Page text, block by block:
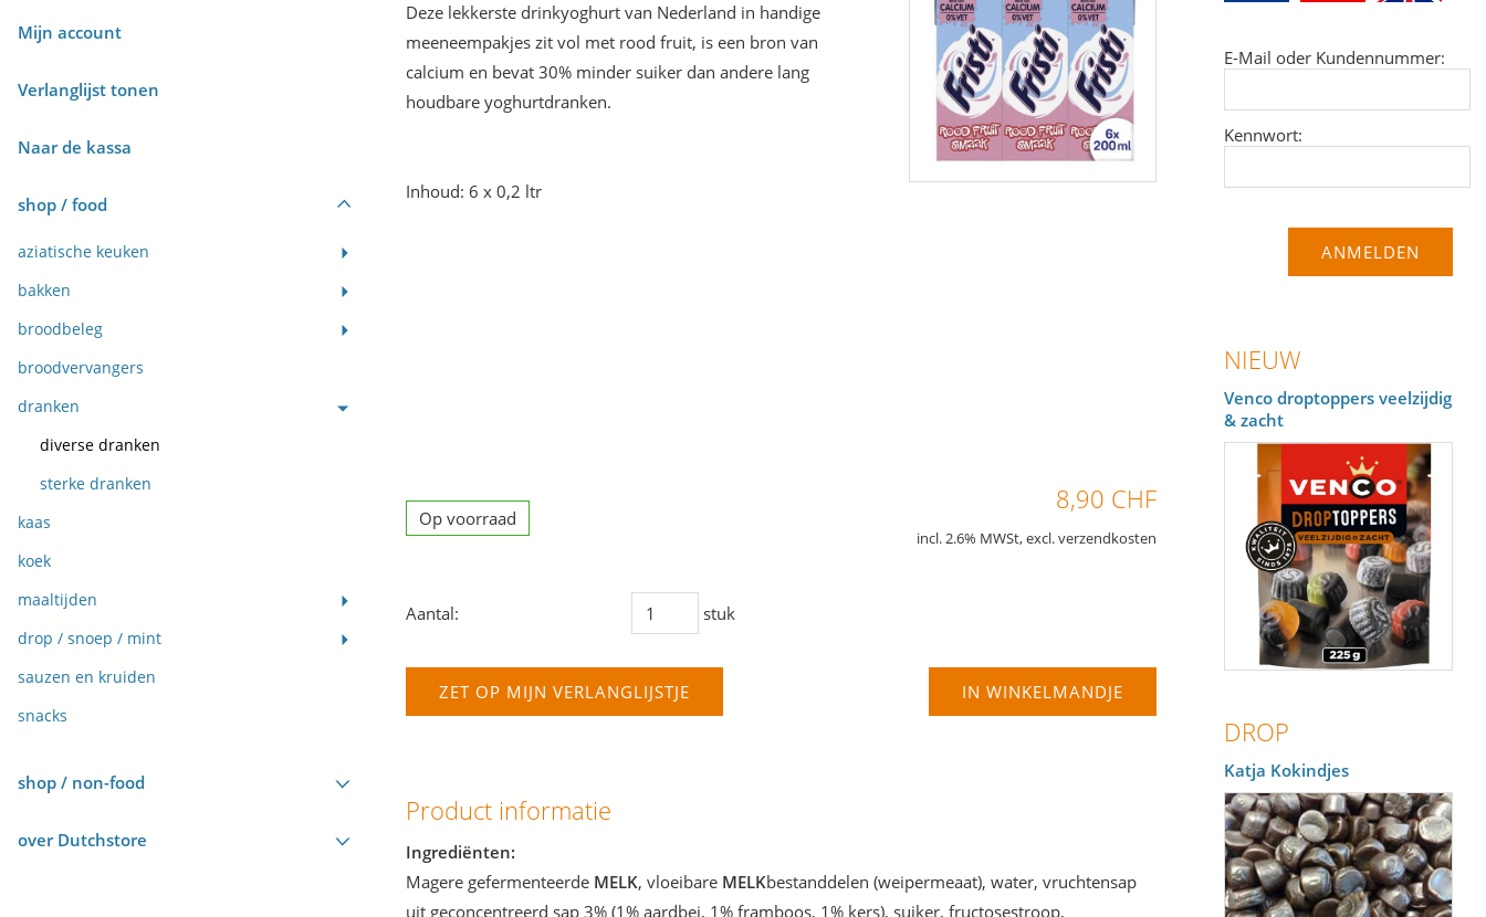
Mijn account
Verlanglijst tonen
Naar de kassa
shop / food
aziatische keuken
bakken
broodbeleg
broodvervangers
dranken
diverse dranken
sterke dranken
kaas
koek
maaltijden
drop / snoep / mint
sauzen en kruiden
snacks
shop / non-food
over Dutchstore
Deze lekkerste drinkyoghurt van Nederland in handige
meeneempakjes zit vol met rood fruit, is een bron van
calcium en bevat 30% minder suiker dan andere lang
houdbare yoghurtdranken.
Inhoud: 6 x 0,2 ltr
Op voorraad
8,90 CHF
incl. 2.6% MWSt, excl. verzendkosten
Aantal: stuk
IN WINKELMANDJE
ZET OP MIJN VERLANGLIJSTJE
Product informatie
Ingrediënten:
Magere gefermenteerde MELK, vloeibare MELKbestanddelen (weipermeaat), water, vruchtensap
uit geconcentreerd sap 3% (1% aardbei, 1% framboos, 1% kers), suiker, fructosestroop,
E-Mail oder Kundennummer:
Kennwort:
NIEUW
Venco droptoppers veelzijdig
& zacht
DROP
Katja Kokindjes